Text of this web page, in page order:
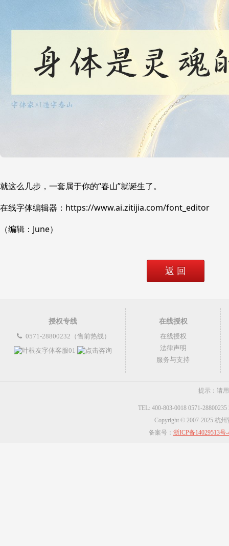
就这么几步，一套属于你的“春山”就诞生了。
在线字体编辑器：https://www.ai.zitijia.com/font_editor
（编辑：June）
返 回
授权专线
0571-28800232（售前热线）
在线授权
在线授权
法律声明
服务与支持
提示：请
TEL: 400-803-0018 0571-
Copyright © 2007-2025 杭
备案号： 浙ICP备14029513号-